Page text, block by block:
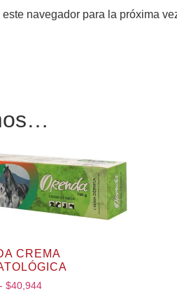
navegador para la próxima
CREMA
- $40,944